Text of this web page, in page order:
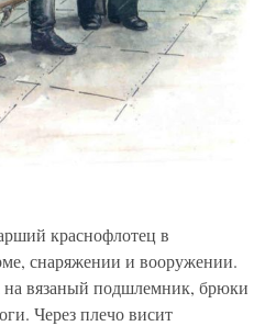
краснофлотец в
снаряжении и вооружении.
на вязаный подшлемник, брюки
Через плечо висит